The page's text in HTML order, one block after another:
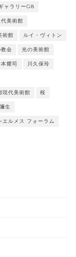
ャラリーG8
美術館
術館 ルイ・ヴィトン
会 光の美術館
耀司 川久保玲
現代美術館 桜
生
エルメス フォーラム